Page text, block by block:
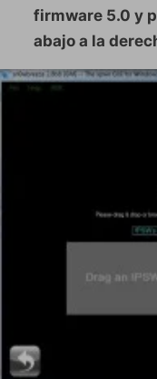
firmware 5.0 y
abajo a la